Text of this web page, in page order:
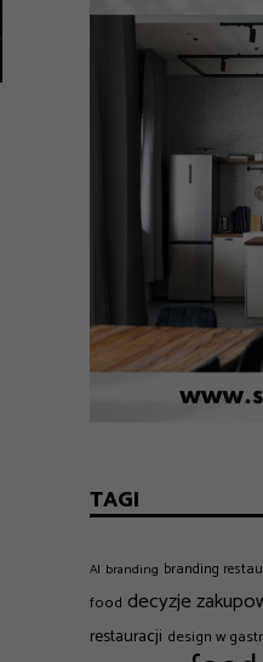
TAGI
AI branding branding
food decyzje
restauracji design w